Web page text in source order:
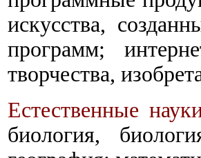
искусства,
программ;
творчества,
Естественные
биология,